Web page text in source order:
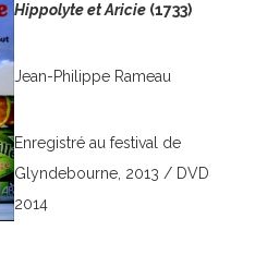
Hippolyte et Aricie (1733)
Jean-Philippe Rameau
Enregistré au festival de
Glyndebourne, 2013 / DVD
2014